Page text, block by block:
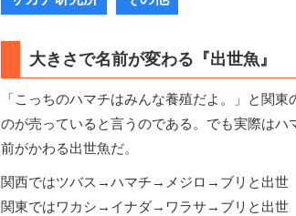
大きさで名前が変わる『出世魚』
「こっちのハマチはみんな養殖だよ。」と関
のが売っていると言うのである。でも実際は
前がかわる出世魚だ。
関西ではツバス→ハマチ→メジロ→ブリと出世
関東ではワカシ→イナダ→ワラサ→ブリと出世